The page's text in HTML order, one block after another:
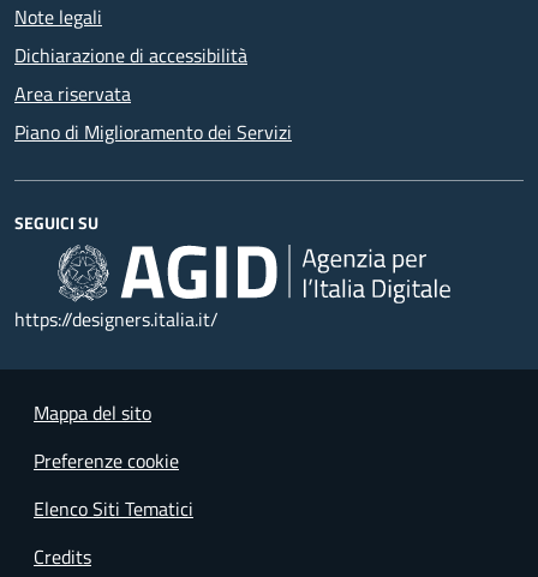
Note legali
Dichiarazione di accessibilità
Area riservata
Piano di Miglioramento dei Servizi
SEGUICI SU
https://designers.italia.it/
Mappa del sito
Preferenze cookie
Elenco Siti Tematici
Credits